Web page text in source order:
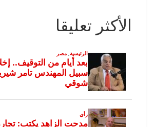
الأكثر تعليقا